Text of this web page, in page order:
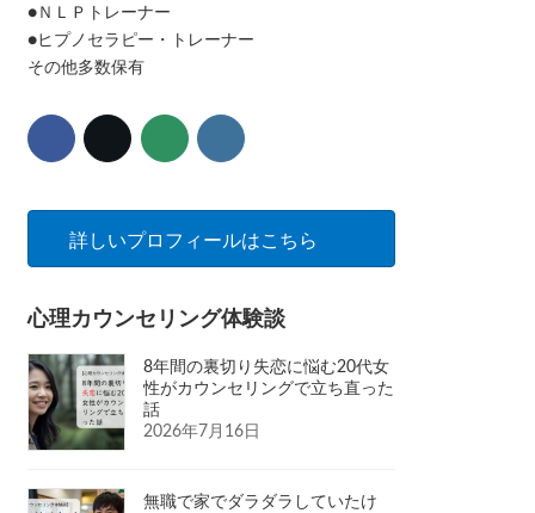
●ＮＬＰトレーナー
●ヒプノセラピー・トレーナー
その他多数保有
詳しいプロフィールはこちら
心理カウンセリング体験談
8年間の裏切り失恋に悩む20代女
性がカウンセリングで立ち直った
話
2026年7月16日
無職で家でダラダラしていたけ